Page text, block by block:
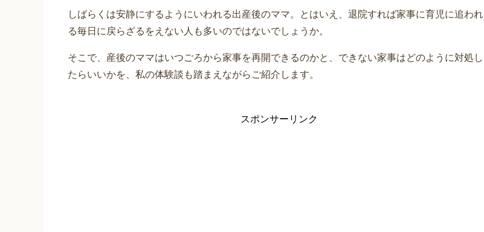
しばらくは安静にするようにいわれる出産後のママ。とはいえ、退院すれば家事に育児に追われ
る毎日に戻らざるをえない人も多いのではないでしょうか。
そこで、産後のママはいつごろから家事を再開できるのかと、できない家事はどのように対処し
たらいいかを、私の体験談も踏まえながらご紹介します。
スポンサーリンク